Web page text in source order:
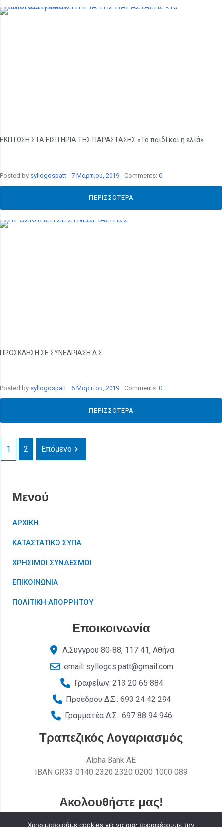
ΕΚΠΤΩΣΗ ΣΤΑ ΕΙΣΙΤΗΡΙΑ ΤΗΣ ΠΑΡΑΣΤΑΣΗΣ «Το παιδί και η ελιά»
Posted by syllogospatt 7 Μαρτίου, 2019 Comments: 0
ΠΕΡΙΣΣΌΤΕΡΑ
ΠΡΟΣΚΛΗΣΗ ΣΕ ΣΥΝΕΔΡΙΑΣΗ Δ.Σ.
Posted by syllogospatt 6 Μαρτίου, 2019 Comments: 0
ΠΕΡΙΣΣΌΤΕΡΑ
1 2 Επόμενο
Μενού
ΑΡΧΙΚΗ
ΚΑΤΑΣΤΑΤΙΚΟ ΣΥΠΑ
ΧΡΗΣΙΜΟΙ ΣΥΝΔΕΣΜΟΙ
ΕΠΙΚΟΙΝΩΝΙΑ
ΠΟΛΙΤΙΚΗ ΑΠΟΡΡΗΤΟΥ
Εποικοινωνία
Λ.Συγγρου 80-88, 117 41, Αθήνα
email: syllogos.patt@gmail.com
Γραφείων: 213 20 65 884
Προέδρου Δ.Σ.: 693 24 42 294
Γραμματέα Δ.Σ.: 697 88 94 946
Τραπεζικός Λογαριασμός
Alpha Bank AE
ΙΒΑΝ GR33 0140 2320 2320 0200 1000 089
Ακολουθήστε μας!
Χρησιμοποιούμε cookies για να σας προσφέρουμε την